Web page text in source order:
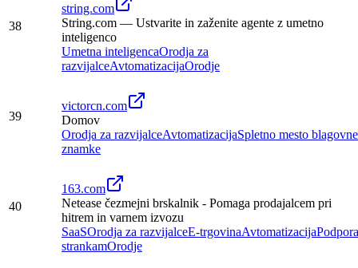
38
string.com
String.com — Ustvarite in zaženite agente z umetno
inteligenco
Umetna inteligencaOrodja za
razvijalceAvtomatizacijaOrodje
39
victorcn.com
Domov
Orodja za razvijalceAvtomatizacijaSpletno mesto blagovne
znamke
40
163.com
Netease čezmejni brskalnik - Pomaga prodajalcem pri
hitrem in varnem izvozu
SaaSOrodja za razvijalceE-trgovinaAvtomatizacijaPodpora
strankamOrodje